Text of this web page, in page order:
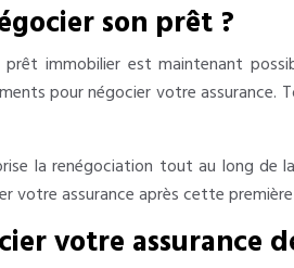
son prêt ?
prêt immobilier est maintenant
pour négocier votre
la renégociation tout au long
votre assurance après cette
votre assurance